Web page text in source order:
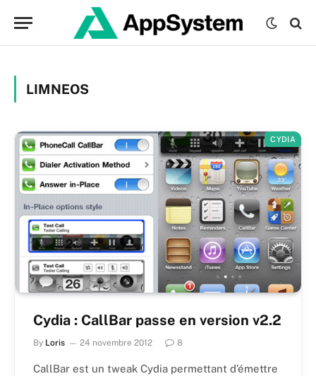
LIMNEOS
CYDIA
Cydia : CallBar passe en version v2.2
By Loris 24 novembre 2012 8
CallBar est un tweak Cydia permettant d’émettre